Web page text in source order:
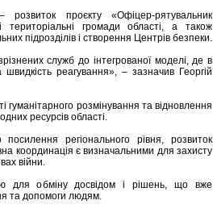
проєкту «Офіцер-рятувальник
громади області, а також
підрозділів і створення Центрів безпеки.
служб до інтегрованої моделі, де в
реагування», – зазначив Георгій
гуманітарного розмінування та відновлення
ресурсів області.
регіонального рівня, розвиток
координація є визначальними для захисту
війни.
для обміну досвідом і рішень, що вже
та допомоги людям.